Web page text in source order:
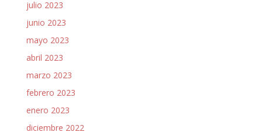
julio 2023
junio 2023
mayo 2023
abril 2023
marzo 2023
febrero 2023
enero 2023
diciembre 2022